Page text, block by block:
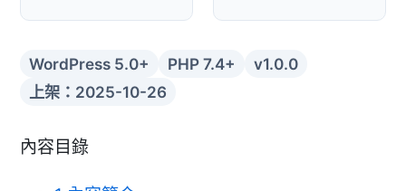
WordPress 5.0+ PHP 7.4+
v1.0.0
上架：2025-10-26
內容目錄